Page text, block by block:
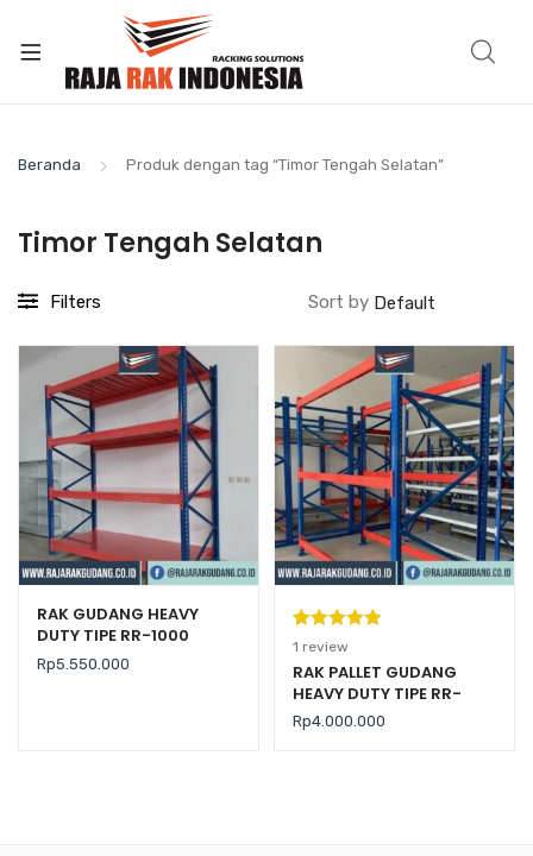
Beranda Produk dengan tag “Timor Tengah Selatan”
Timor Tengah Selatan
Filters Sort by
RAK GUDANG HEAVY
DUTY TIPE RR-1000
Rp5.550.000
Peringkat
5.00dari 5
berdasarka
n
1
penilaian
1 review
RAK PALLET GUDANG
HEAVY DUTY TIPE RR-
2000 KAPASITAS 2 TON /
LEVEL
Rp4.000.000